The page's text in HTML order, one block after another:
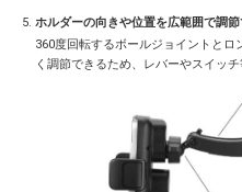
ホルダーの向きや位置を広範囲で調
360度回転するボールジョイントと
く調節できるため、レバーやスイッ